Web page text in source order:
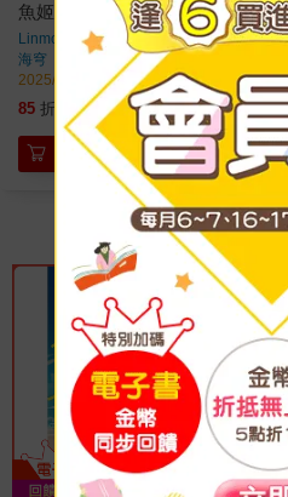
魚姬1：沉於水中之聲
Linmor
著
海穹
2025/11/07 出版
85 折 特價 212 元
加入購物車